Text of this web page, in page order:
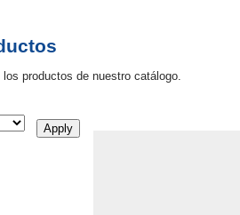
productos de nuestro catálogo.